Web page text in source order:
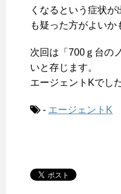
くなるという症状
も疑った方がよいか
次回は「700ｇ台の
いと存じます。
エージェントKでした
- エージェントK